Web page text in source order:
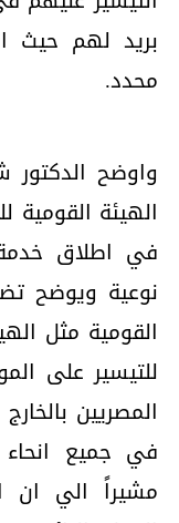
بريد لهم حيث
محدد.
واوضح
الهيئة القومية
في اطلاق خدمة
نوعية ويوضح
القومية مثل
للتيسير على
المصريين
في جميع
مشيراً الي ان